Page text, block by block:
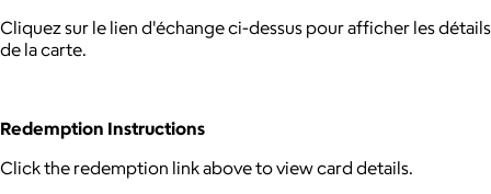
Cliquez sur le lien d'échange ci-dessus pour afficher les détails
de la carte.
Redemption Instructions
Click the redemption link above to view card details.